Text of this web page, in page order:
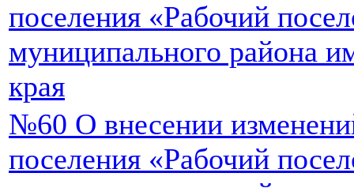
поселения «Рабочий
муниципального района
края
№60 О внесении
поселения «Рабочий